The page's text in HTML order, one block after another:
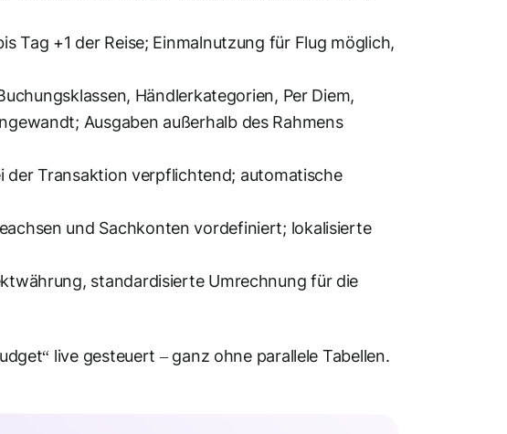
Tag +1 der Reise; Einmalnutzung für Flug möglich,
Händlerkategorien, Per Diem,
Ausgaben außerhalb des Rahmens
der Transaktion verpflichtend; automatische
und Sachkonten vordefiniert; lokalisierte
standardisierte Umrechnung für die
live gesteuert – ganz ohne parallele Tabellen.